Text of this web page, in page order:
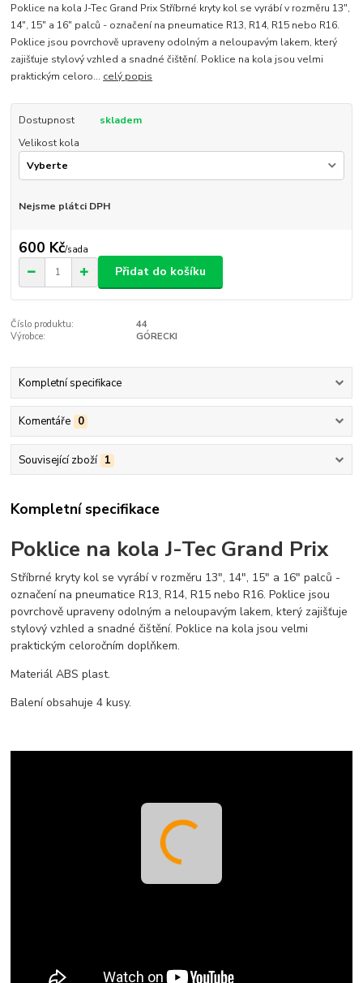
Poklice na kola J-Tec Grand Prix Stříbrné kryty kol se vyrábí v rozměru 13",
14", 15" a 16" palců - označení na pneumatice R13, R14, R15 nebo R16.
Poklice jsou povrchově upraveny odolným a neloupavým lakem, který
zajišťuje stylový vzhled a snadné čištění. Poklice na kola jsou velmi
praktickým celoro... celý popis
Dostupnost
skladem
Velikost kola
Nejsme plátci DPH
600 Kč/sada
Přidat do košíku
Číslo produktu:
44
Výrobce:
GÓRECKI
Kompletní specifikace
Komentáře 0
Související zboží 1
Kompletní specifikace
Poklice na kola J-Tec Grand Prix
Stříbrné kryty kol se vyrábí v rozměru 13", 14", 15" a 16" palců -
označení na pneumatice R13, R14, R15 nebo R16. Poklice jsou
povrchově upraveny odolným a neloupavým lakem, který zajišťuje
stylový vzhled a snadné čištění. Poklice na kola jsou velmi
praktickým celoročním doplňkem.
Materiál ABS plast.
Balení obsahuje 4 kusy.